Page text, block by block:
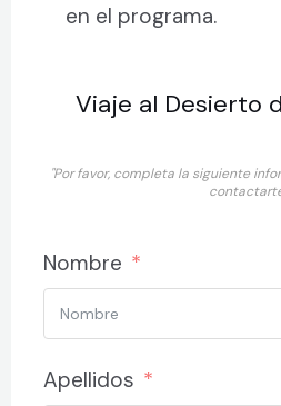
en el programa.
Viaje al Desierto
"Por favor, completa la siguiente
Nombre
Apellidos